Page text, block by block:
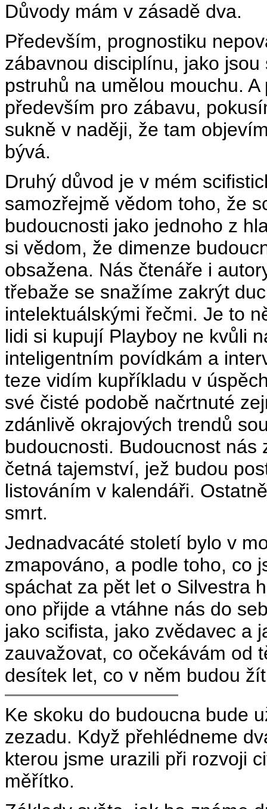
Důvody mám v zásadě dva.
Především, prognostiku
zábavnou disciplínu, jako
pstruhů na umělou mouchu.
především pro zábavu,
sukně v naději, že tam
bývá.
Druhý důvod je v mém
samozřejmě vědom toho, že
budoucnosti jako jednoho z
si vědom, že dimenze
obsažena. Nás čtenáře i
třebaže se snažíme zakrýt
intelektuálskými řečmi. Je to
lidi si kupují Playboy ne kvůli
inteligentním povídkám a
teze vidím kupříkladu v
své čisté podobě načrtnuté
zdánlivě okrajových trendů
budoucnosti. Budoucnost
četná tajemství, jež budou
listováním v kalendáři.
smrt.
Jednadvacáté století bylo v
zmapováno, a podle toho, co
spáchat za pět let o Silvestra
ono přijde a vtáhne nás do
jako scifista, jako zvědavec a
zauvažovat, co očekávám od
desítek let, co v něm budou
Ke skoku do budoucna bude
zezadu. Když přehlédneme
kterou jsme urazili při rozvoji
měřítko.